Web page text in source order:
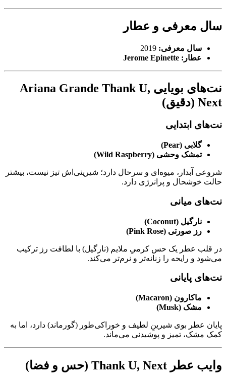
سال معرفی و عطار
سال معرفی:
عطار: Jerome Epinette
نت‌های بویایی Ariana Grande Thank U,
Next (دقیق)
نت‌های ابتدایی
گلابی (Pear)
تمشک وحشی (Wild Raspberry)
شروعی آبدار، میوه‌ای و سرحال دارد؛ شیرینی‌اش تیز نیست، بیشتر
حالت خوشحال و پرانرژی دارد.
نت‌های میانی
نارگیل (Coconut)
رز صورتی (Pink Rose)
در قلب عطر یک حس کرمیِ ملایم (نارگیل) با لطافت رز ترکیب
می‌شود و رایحه را زنانه‌تر و نرم‌تر می‌کند.
نت‌های پایانی
ماکارون (Macaron)
مشک (Musk)
پایان عطر بوی شیرینِ لطیف و خوراکی‌طور (گورماند) دارد، اما به
کمک مشک، تمیز و پوشیدنی می‌ماند.
وایب عطر Thank U, Next (حس و فضا)